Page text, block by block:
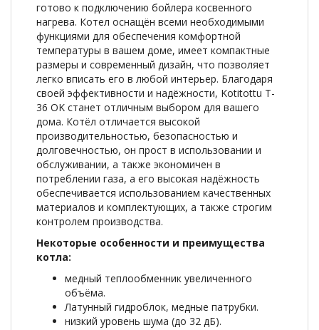
готово к подключению бойлера косвенного
нагрева. Котел оснащён всеми необходимыми
функциями для обеспечения комфортной
температуры в вашем доме, имеет компактные
размеры и современный дизайн, что позволяет
легко вписать его в любой интерьер. Благодаря
своей эффективности и надёжности, Kotitottu T-
36 OK станет отличным выбором для вашего
дома. Котёл отличается высокой
производительностью, безопасностью и
долговечностью, он прост в использовании и
обслуживании, а также экономичен в
потреблении газа, а его высокая надёжность
обеспечивается использованием качественных
материалов и комплектующих, а также строгим
контролем производства.
Некоторые особенности и преимущества
котла:
медный теплообменник увеличенного
объёма.
Латунный гидроблок, медные патрубки.
низкий уровень шума (до 32 дБ).